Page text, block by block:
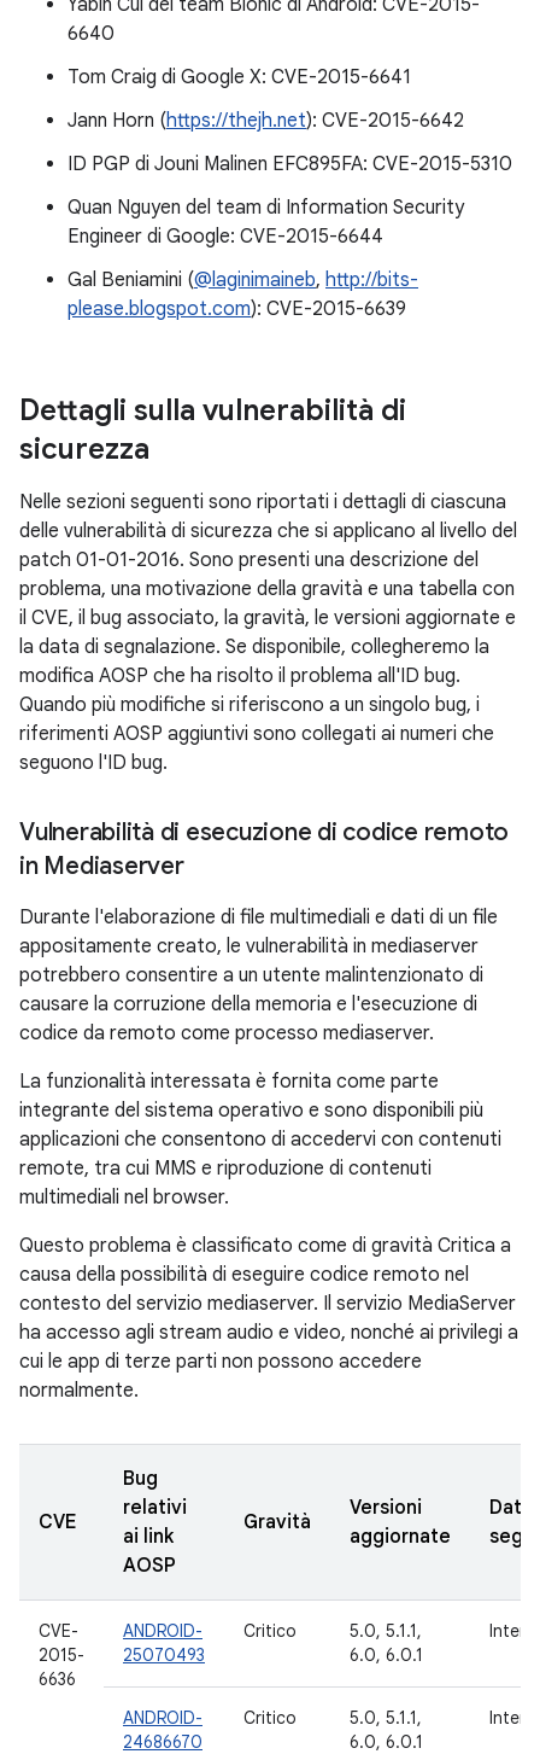
Yabin Cui del team Bionic di Android: CVE-2015-
6640
Tom Craig di Google X: CVE-2015-6641
Jann Horn (https://thejh.net): CVE-2015-6642
ID PGP di Jouni Malinen EFC895FA: CVE-2015-5310
Quan Nguyen del team di Information Security
Engineer di Google: CVE-2015-6644
Gal Beniamini (@laginimaineb, http://bits-
please.blogspot.com): CVE-2015-6639
Dettagli sulla vulnerabilità di
sicurezza
Nelle sezioni seguenti sono riportati i dettagli di ciascuna
delle vulnerabilità di sicurezza che si applicano al livello del
patch 01-01-2016. Sono presenti una descrizione del
problema, una motivazione della gravità e una tabella con
il CVE, il bug associato, la gravità, le versioni aggiornate e
la data di segnalazione. Se disponibile, collegheremo la
modifica AOSP che ha risolto il problema all'ID bug.
Quando più modifiche si riferiscono a un singolo bug, i
riferimenti AOSP aggiuntivi sono collegati ai numeri che
seguono l'ID bug.
Vulnerabilità di esecuzione di codice remoto
in Mediaserver
Durante l'elaborazione di file multimediali e dati di un file
appositamente creato, le vulnerabilità in mediaserver
potrebbero consentire a un utente malintenzionato di
causare la corruzione della memoria e l'esecuzione di
codice da remoto come processo mediaserver.
La funzionalità interessata è fornita come parte
integrante del sistema operativo e sono disponibili più
applicazioni che consentono di accedervi con contenuti
remote, tra cui MMS e riproduzione di contenuti
multimediali nel browser.
Questo problema è classificato come di gravità Critica a
causa della possibilità di eseguire codice remoto nel
contesto del servizio mediaserver. Il servizio MediaServer
ha accesso agli stream audio e video, nonché ai privilegi a
cui le app di terze parti non possono accedere
normalmente.
CVE
Bug
relativi
ai link
AOSP
Gravità
Versioni
aggiornate
Data
CVE-
2015-
6636
ANDROID-
25070493
Critico
5.0, 5.1.1,
6.0, 6.0.1
ANDROID-
24686670
Critico
5.0, 5.1.1,
6.0, 6.0.1